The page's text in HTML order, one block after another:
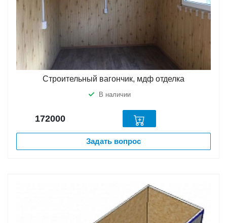
Строительный вагончик, мдф отделка
В наличии
172000
Задать вопрос